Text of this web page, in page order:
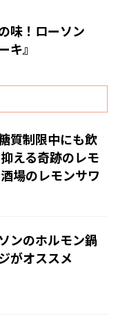
味！ローソン
キ』
質制限中にも飲
える奇跡のレモ
場のレモンサワ
ンのホルモン鍋
がオススメ